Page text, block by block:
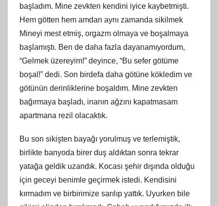
başladım. Mine zevkten kendini iyice kaybetmişti.
Hem götten hem amdan aynı zamanda sikilmek
Mineyi mest etmiş, orgazm olmaya ve boşalmaya
başlamıştı. Ben de daha fazla dayanamıyordum,
“Gelmek üzereyim!” deyince, “Bu sefer götüme
boşal!” dedi. Son birdefa daha götüne kökledim ve
götünün derinliklerine boşaldım. Mine zevkten
bağırmaya başladı, inanın ağzını kapatmasam
apartmana rezil olacaktık.
Bu son sikişten bayağı yorulmuş ve terlemiştik,
birlikte banyoda birer duş aldıktan sonra tekrar
yatağa geldik uzandık. Kocası şehir dışında olduğu
için geceyi benimle geçirmek istedi. Kendisini
kırmadım ve birbirimize sarılıp yattık. Uyurken bile